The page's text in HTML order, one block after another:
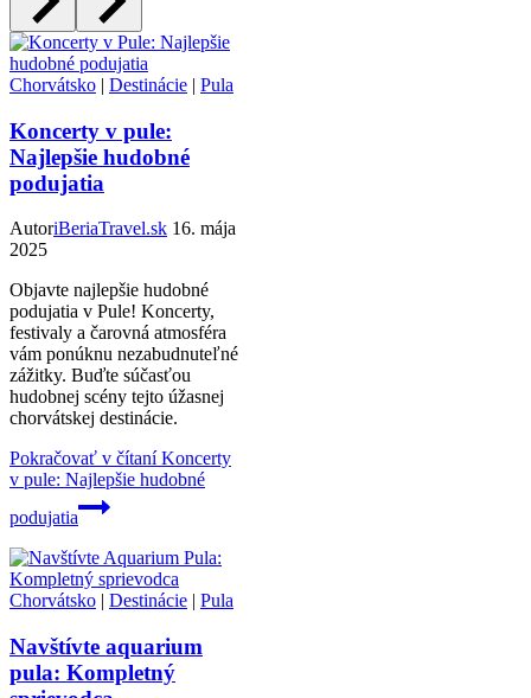
Chorvátsko | Destinácie | Pula
Koncerty v pule:
Najlepšie hudobné
podujatia
AutoriBeriaTravel.sk 16. mája
2025
Objavte najlepšie hudobné
podujatia v Pule! Koncerty,
festivaly a čarovná atmosféra
vám ponúknu nezabudnuteľné
zážitky. Buďte súčasťou
hudobnej scény tejto úžasnej
chorvátskej destinácie.
Pokračovať v čítaníKoncerty
v pule: Najlepšie hudobné
podujatia
Chorvátsko | Destinácie | Pula
Navštívte aquarium
pula: Kompletný